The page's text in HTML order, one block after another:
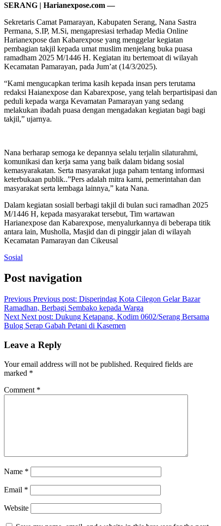
SERANG | Harianexpose.com —
Sekretaris Camat Pamarayan, Kabupaten Serang, Nana Sastra
Permana, S.IP, M.Si, mengapresiasi terhadap Media Online
Harianexpose dan Kabarexpose yang menggelar kegiatan
pembagian takjil kepada umat muslim menjelang buka puasa
ramadham 2025 M/1446 H. Kegiatan itu bertemoat di wilayah
Kecamatan Pamarayan, pada Jum’at (14/3/2025).
“Kami mengucapkan terima kasih kepada insan pers terutama
redaksi Haianexpose dan Kabarexpose, yang telah berpartisipasi dan
peduli kepada warga Kevamatan Pamarayan yang sedang
melakukan ibadah puasa dengan mengadakan kegiatan bagi bagi
takjil,” ujarnya.
Nana berharap semoga ke depannya selalu terjalin silaturahmi,
komunikasi dan kerja sama yang baik dalam bidang sosial
kemasyarakatan. Serta masyarakat juga paham tentang informasi
keterbukaan publik..”Pers adalah mitra kami, pemerintahan dan
masyarakat serta lembaga lainnya,” kata Nana.
Dalam kegiatan sosiall berbagi takjil di bulan suci ramadhan 2025
M/1446 H, kepada masyarakat tersebut, Tim wartawan
Harianexpose dan Kabarexpose, menyalurkannya di beberapa titik
antara lain, Musholla, Masjid dan di pinggir jalan di wilayah
Kecamatan Pamarayan dan Cikeusal
Sosial
Post navigation
Previous Previous post: Disperindag Kota Cilegon Gelar Bazar
Ramadhan, Berbagi Sembako kepada Warga
Next Next post: Dukung Ketapang, Kodim 0602/Serang Bersama
Bulog Serap Gabah Petani di Kasemen
Leave a Reply
Your email address will not be published. Required fields are
marked *
Comment *
Name *
Email *
Website